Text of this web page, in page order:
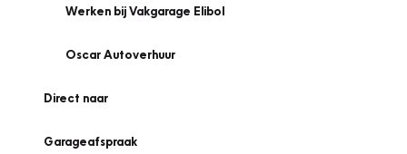
Werken bij Vakgarage Elibol
Oscar Autoverhuur
Direct naar
Garageafspraak